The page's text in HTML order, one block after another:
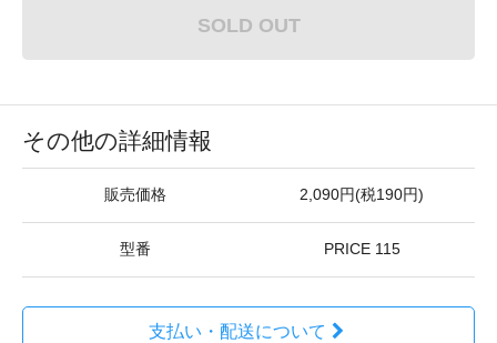
SOLD OUT
その他の詳細情報
販売価格 2,090円(税190円)
型番 PRICE 115
支払い・配送について